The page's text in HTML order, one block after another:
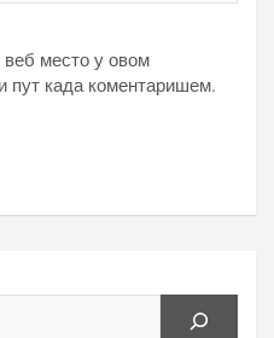
веб место у овом
пут када коментаришем.